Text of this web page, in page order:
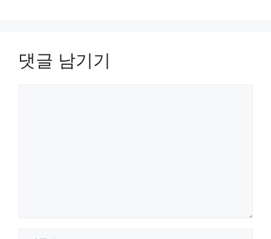
댓글 남기기